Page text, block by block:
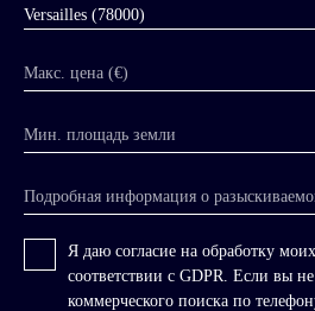
Versailles (78000)
Макс. цена (€)
Мин. площадь земли
Подробная информация о
Я даю согласие на обработку
соответствии с GDPR. Если вы
коммерческого поиска по